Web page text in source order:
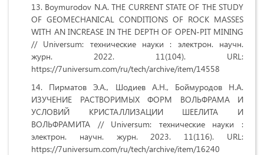
Boymurodov N.A. THE CURRENT STATE OF THE STUDY
OF GEOMECHANICAL CONDITIONS OF ROCK MASSES
WITH AN INCREASE IN THE DEPTH OF OPEN-PIT MINING
// Universum: технические науки : электрон. научн.
журн. 2022. 11(104). URL:
https://7universum.com/ru/tech/archive/item/14558
Пирматов Э.А., Шодиев А.Н., Боймуродов Н.А.
ИЗУЧЕНИЕ РАСТВОРИМЫХ ФОРМ ВОЛЬФРАМА И
УСЛОВИЙ КРИСТАЛЛИЗАЦИИ ШЕЕЛИТА И
ВОЛЬФРАМИТА // Universum: технические науки :
электрон. научн. журн. 2023. 11(116). URL:
https://7universum.com/ru/tech/archive/item/16240